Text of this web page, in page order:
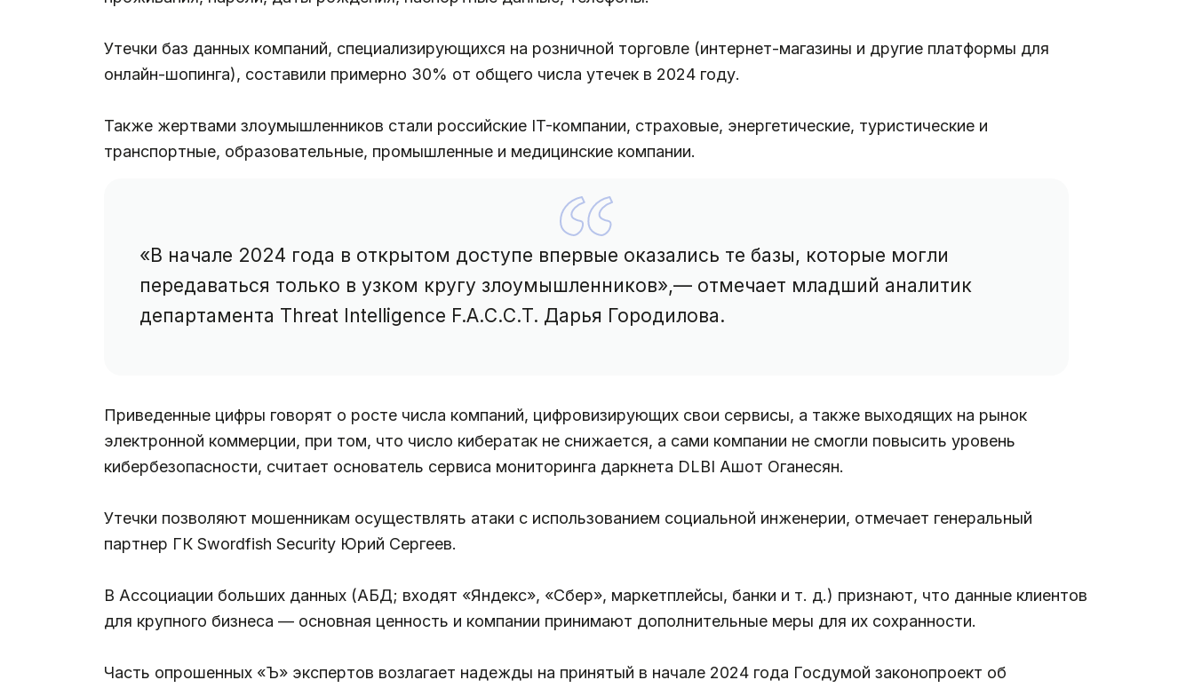
Утечки баз данных компаний, специализирующихся на розничной торговле (интернет-магазины и другие платформы для
онлайн-шопинга), составили примерно 30% от общего числа утечек в 2024 году.
Также жертвами злоумышленников стали российские IT-компании, страховые, энергетические, туристические и
транспортные, образовательные, промышленные и медицинские компании.
«В начале 2024 года в открытом доступе впервые оказались те базы, которые могли
передаваться только в узком кругу злоумышленников»,— отмечает младший аналитик
департамента Threat Intelligence F.A.С.С.T. Дарья Городилова.
Приведенные цифры говорят о росте числа компаний, цифровизирующих свои сервисы, а также выходящих на рынок
электронной коммерции, при том, что число кибератак не снижается, а сами компании не смогли повысить уровень
кибербезопасности, считает основатель сервиса мониторинга даркнета DLBI Ашот Оганесян.
Утечки позволяют мошенникам осуществлять атаки с использованием социальной инженерии, отмечает генеральный
партнер ГК Swordfish Security Юрий Сергеев.
В Ассоциации больших данных (АБД; входят «Яндекс», «Сбер», маркетплейсы, банки и т. д.) признают, что данные клиентов
для крупного бизнеса — основная ценность и компании принимают дополнительные меры для их сохранности.
Часть опрошенных «Ъ» экспертов возлагает надежды на принятый в начале 2024 года Госдумой законопроект об